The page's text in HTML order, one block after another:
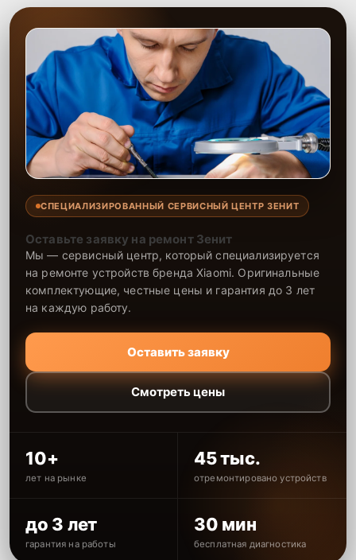
СПЕЦИАЛИЗИРОВАННЫЙ СЕРВИСНЫЙ ЦЕНТР ЗЕНИТ
Оставьте заявку на ремонт Зенит
Мы — сервисный центр, который специализируется
на ремонте устройств бренда Xiaomi. Оригинальные
комплектующие, честные цены и гарантия до 3 лет
на каждую работу.
Оставить заявку
Смотреть цены
10+
лет на рынке
45 тыс.
отремонтировано устройств
до 3 лет
гарантия на работы
30 мин
бесплатная диагностика